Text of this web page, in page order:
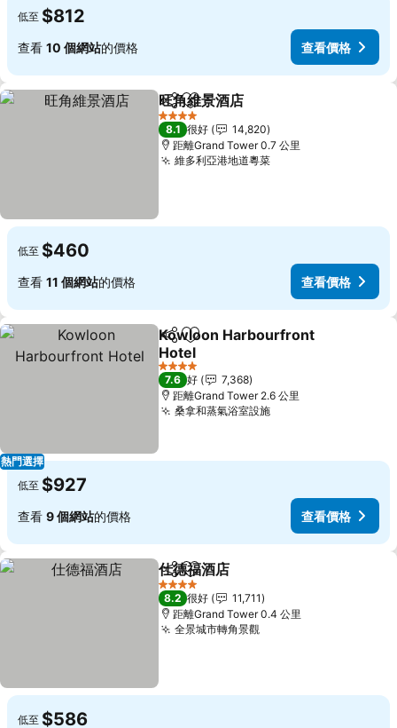
低至 $812
查看 10 個網站的價格 查看價格
分享 放到收藏夾
旺角維景酒店
4 星級
8.1 很好
14,820
距離Grand Tower 0.7 公里
維多利亞港地道粵菜
低至 $460
查看 11 個網站的價格 查看價格
熱門選擇
分享 放到收藏夾
Kowloon Harbourfront
Hotel
4 星級
7.6 好
7,368
距離Grand Tower 2.6 公里
桑拿和蒸氣浴室設施
低至 $927
查看 9 個網站的價格 查看價格
分享 放到收藏夾
仕德福酒店
4 星級
8.2 很好
11,711
距離Grand Tower 0.4 公里
全景城市轉角景觀
低至 $586